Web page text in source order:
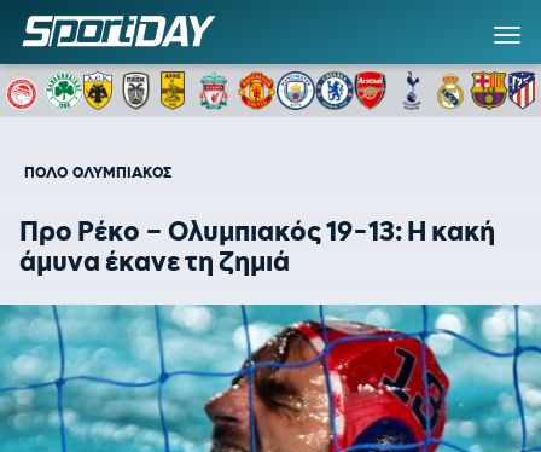
ΠΟΛΟ ΟΛΥΜΠΙΑΚΟΣ
Προ Ρέκο – Ολυμπιακός 19-13: Η κακή
άμυνα έκανε τη ζημιά